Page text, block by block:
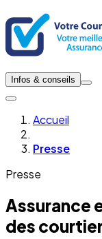
Infos & conseils
Accueil
Presse
Presse
Assurance
des